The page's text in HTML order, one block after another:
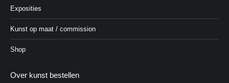
Exposities
Kunst op maat / commission
Shop
Over kunst bestellen